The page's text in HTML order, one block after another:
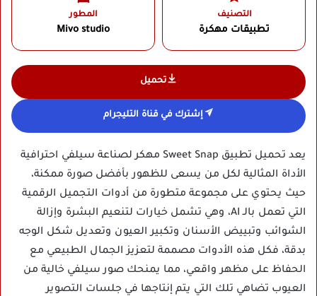
التصنيف
تطبيقات مهكرة
المطور
Mivo studio‏
تحميل
إشترك في قناة التليجرام
يعد تحميل تطبيق Sweet Snap مهكر لصناعة سيلفي احترافية
الأداة المثالية لكل من يسعى للظهور بأفضل صورة ممكنة،
حيث يحتوي على مجموعة متطورة من أدوات التجميل الرقمية
التي تعمل بالـ AI، وهي تشمل خيارات لتنعيم البشرة وإزالة
الشوائب وتبييض الأسنان وتكبير العيون وتعديل شكل الوجه
بدقة، فكل هذه الأدوات مصممة لتعزيز الجمال الطبيعي مع
الحفاظ على مظهر واقعي، مما يمنحك صور سيلفي خالية من
العيوب تضاهي تلك التي يتم إنتاجها في جلسات التصوير